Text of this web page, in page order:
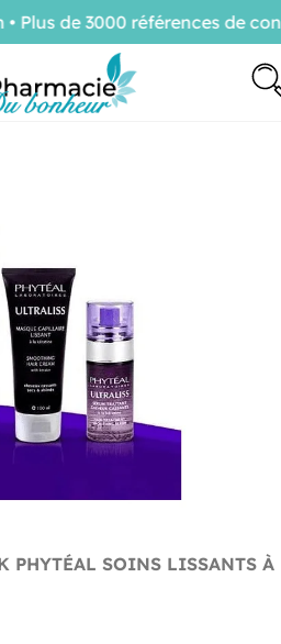
PHYTÉAL SOINS LISSANTS À
de 3000 références de